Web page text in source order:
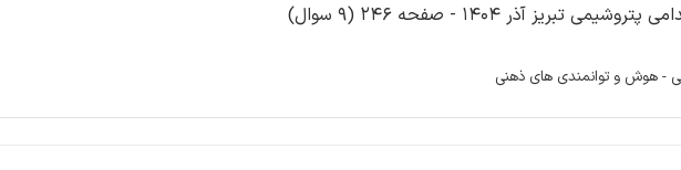
آذر 1404 - صفحه 246 (9 سوال)
- هوش و توانمندی های ذهنی